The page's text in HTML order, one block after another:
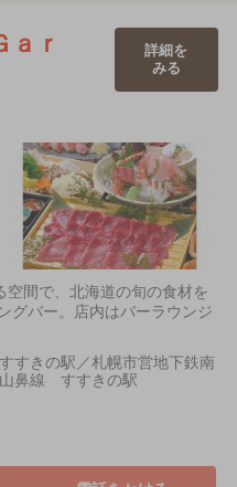
ｒ
詳細を
みる
間で、北海道の旬の食材を
グバー。店内はバーラウンジ
すきの駅／札幌市営地下鉄南
鼻線 すすきの駅